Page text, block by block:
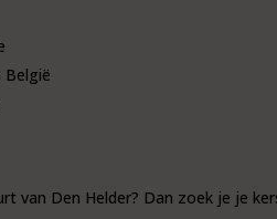
België
van Den Helder? Dan zoek je je